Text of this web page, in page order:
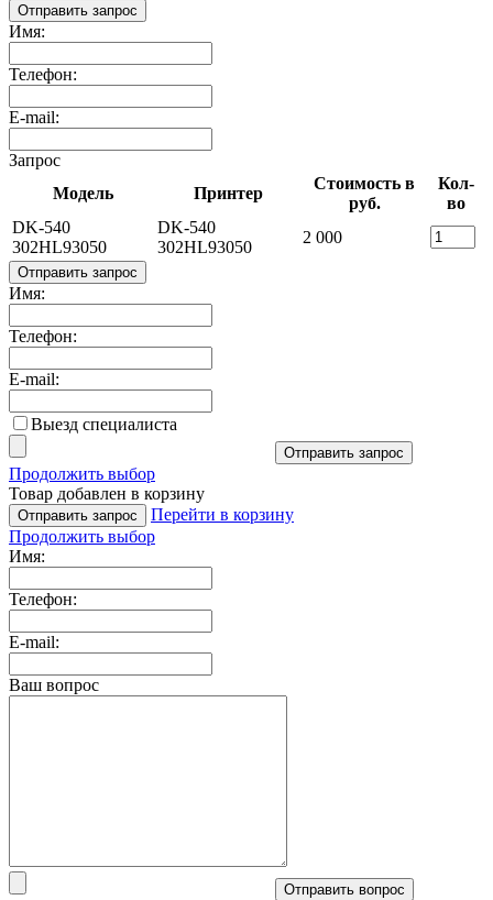
Отправить запрос
Имя:
Телефон:
E-mail:
Запрос
Модель
Принтер
Стоимость в
руб.
Кол-
во
DK-540
302HL93050
DK-540
302HL93050
2 000
Отправить запрос
Имя:
Телефон:
E-mail:
Выезд специалиста
Отправить запрос
Продолжить выбор
Товар добавлен в корзину
Отправить запрос
Перейти в корзину
Продолжить выбор
Имя:
Телефон:
E-mail:
Ваш вопрос
Отправить вопрос